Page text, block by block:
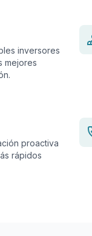
inversores
mejores
proactiva
rápidos